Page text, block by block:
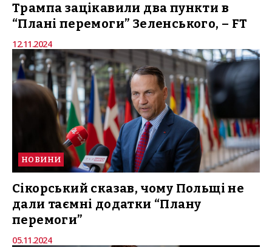
Трампа зацікавили два пункти в
“Плані перемоги” Зеленського, – FT
12.11.2024
НОВИНИ
Сікорський сказав, чому Польщі не
дали таємні додатки “Плану
перемоги”
05.11.2024